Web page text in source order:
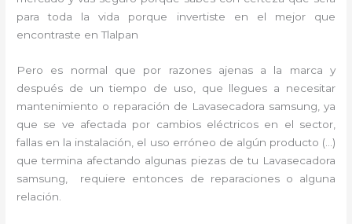
para toda la vida porque invertiste en el mejor que
encontraste en Tlalpan
Pero es normal que por razones ajenas a la marca y
después de un tiempo de uso, que llegues a necesitar
mantenimiento o reparación de Lavasecadora samsung, ya
que se ve afectada por cambios eléctricos en el sector,
fallas en la instalación, el uso erróneo de algún producto (…)
que termina afectando algunas piezas de tu Lavasecadora
samsung, requiere entonces de reparaciones o alguna
relación.